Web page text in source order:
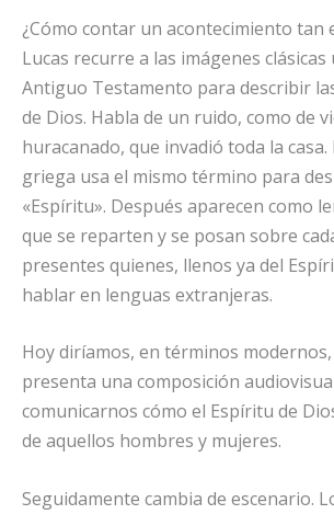
¿Cómo contar un acontecimiento tan
Lucas recurre a las imágenes clásicas
Antiguo Testamento para describir
de Dios. Habla de un ruido, como de
huracanado, que invadió toda la casa.
griega usa el mismo término para
«Espíritu». Después aparecen como
que se reparten y se posan sobre
presentes quienes, llenos ya del
hablar en lenguas extranjeras.
Hoy diríamos, en términos
presenta una composición
comunicarnos cómo el Espíritu de
de aquellos hombres y mujeres.
Seguidamente cambia de escenario.